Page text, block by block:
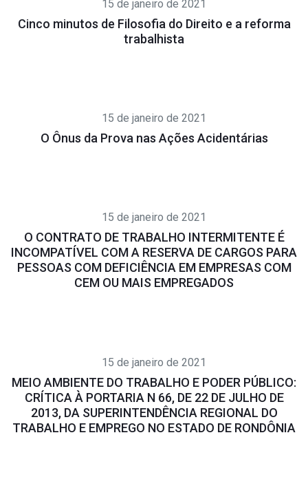
15 de janeiro de 2021
Cinco minutos de Filosofia do Direito e a reforma
trabalhista
15 de janeiro de 2021
O Ônus da Prova nas Ações Acidentárias
15 de janeiro de 2021
O CONTRATO DE TRABALHO INTERMITENTE É
INCOMPATÍVEL COM A RESERVA DE CARGOS PARA
PESSOAS COM DEFICIÊNCIA EM EMPRESAS COM
CEM OU MAIS EMPREGADOS
15 de janeiro de 2021
MEIO AMBIENTE DO TRABALHO E PODER PÚBLICO:
CRÍTICA À PORTARIA N 66, DE 22 DE JULHO DE
2013, DA SUPERINTENDÊNCIA REGIONAL DO
TRABALHO E EMPREGO NO ESTADO DE RONDÔNIA